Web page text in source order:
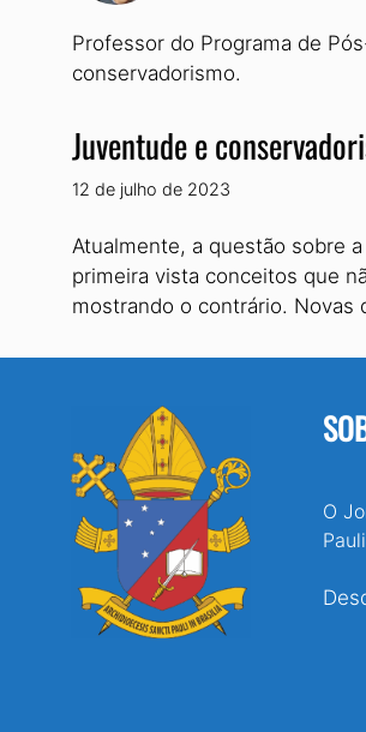
Professor do Programa de
conservadorismo.
Juventude e
12 de julho de 2023
Atualmente, a questão sobre
primeira vista conceitos que
mostrando o contrário. Novas
O